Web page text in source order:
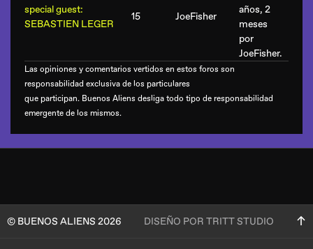
special guest:
SEBASTIEN LEGER
15 JoeFisher
años, 2
meses
por
JoeFisher.
Las opiniones y comentarios vertidos en estos foros son
responsabilidad exclusiva de los particulares
que participan. Buenos Aliens desliga todo tipo de responsabilidad
emergente de los mismos.
© BUENOS ALIENS 2026 DISEÑO POR TRITT STUDIO